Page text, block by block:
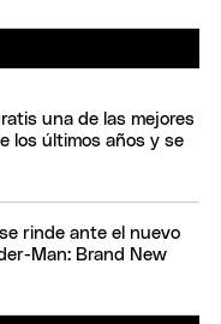
una de las mejores
los últimos años y se
rinde ante el nuevo
Man: Brand New